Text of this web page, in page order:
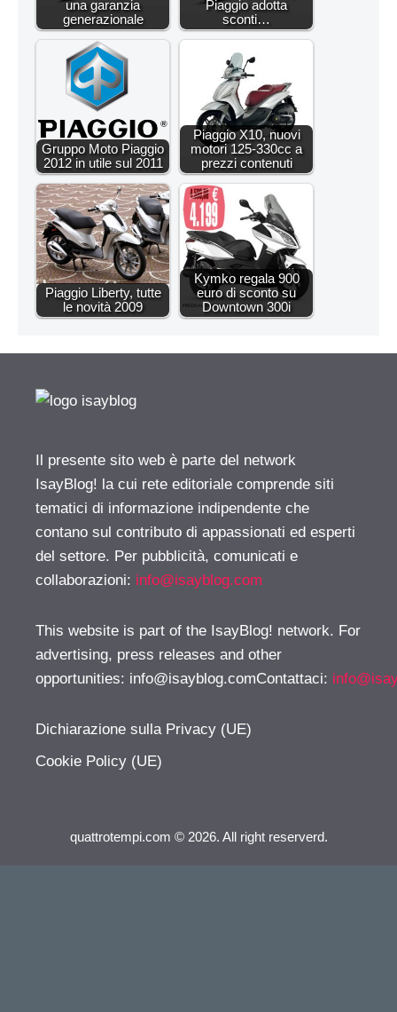
una garanzia
generazionale
Piaggio adotta
sconti…
Gruppo Moto Piaggio
2012 in utile sul 2011
Piaggio X10, nuovi
motori 125-330cc a
prezzi contenuti
Piaggio Liberty, tutte
le novità 2009
Kymko regala 900
euro di sconto su
Downtown 300i
Il presente sito web è parte del network
IsayBlog! la cui rete editoriale comprende siti
tematici di informazione indipendente che
contano sul contributo di appassionati ed esperti
del settore. Per pubblicità, comunicati e
collaborazioni: info@isayblog.com
This website is part of the IsayBlog! network. For
advertising, press releases and other
opportunities: info@isayblog.comContattaci:
Dichiarazione sulla Privacy (UE)
Cookie Policy (UE)
quattrotempi.com © 2026. All right reserverd.